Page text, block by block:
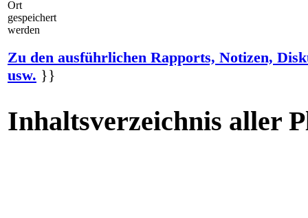
Ort
gespeichert
werden
Zu den ausführlichen Rapports, Notizen,
usw. }}
Inhaltsverzeichnis aller